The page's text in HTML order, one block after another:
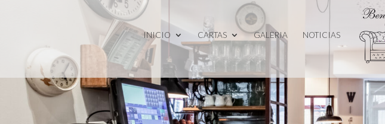
INICIO CARTAS GALERIA NOTICIAS